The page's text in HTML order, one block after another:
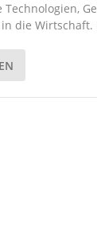
Technologien,
die Wirtschaft.